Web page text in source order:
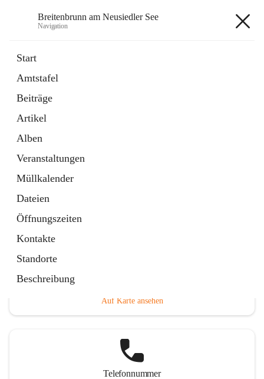
Breitenbrunn am Neusiedler See
Navigation
Start
Amtstafel
Beiträge
Artikel
Alben
Veranstaltungen
Müllkalender
Dateien
Öffnungszeiten
Kontakte
Standorte
Beschreibung
18 Schnellzugriffe
Gemeindeservice
Auf Karte ansehen
Telefonnummer